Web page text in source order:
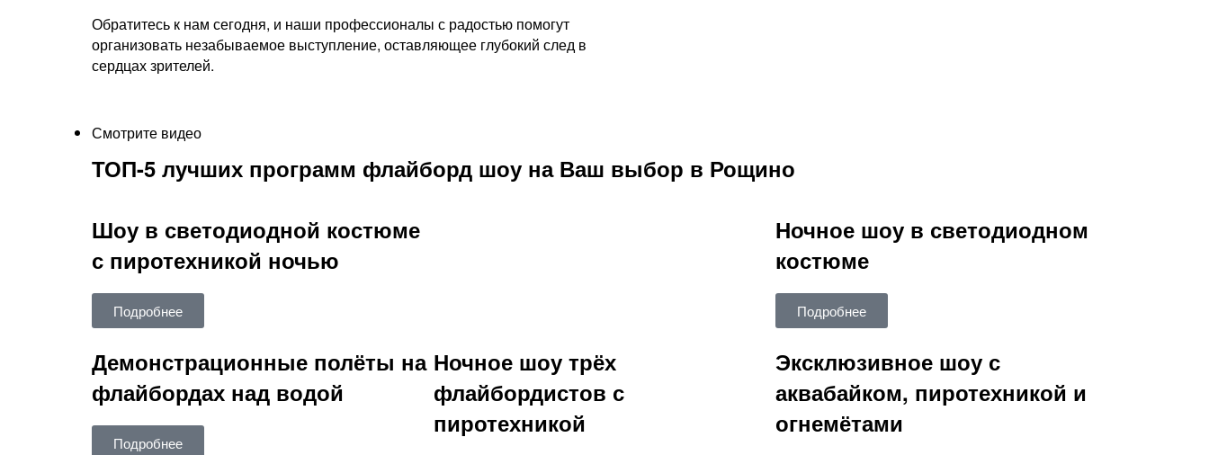
Обратитесь к нам сегодня, и наши профессионалы с радостью помогут
организовать незабываемое выступление, оставляющее глубокий след в
сердцах зрителей.
Смотрите видео
ТОП-5 лучших программ флайборд шоу на Ваш выбор в Рощино
Шоу в светодиодной костюме
с пиротехникой ночью
Подробнее
Ночное шоу в светодиодном
костюме
Подробнее
Демонстрационные полёты на
флайбордах над водой
Подробнее
Ночное шоу трёх
флайбордистов с
пиротехникой
Эксклюзивное шоу с
аквабайком, пиротехникой и
огнемётами